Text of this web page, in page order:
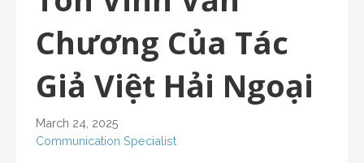
Chương Của Tác
Giả Việt Hải Ngoại
March 24, 2025
Communication Specialist